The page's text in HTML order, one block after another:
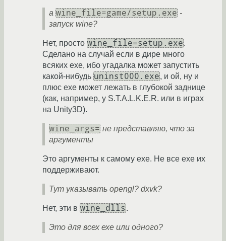
а wine_file=game/setup.exe -
запуск wine?
Нет, просто wine_file=setup.exe.
Сделано на случай если в дире много
всяких exe, ибо угадалка может запустить
какой-нибудь uninst000.exe, и ой, ну и
плюс exe может лежать в глубокой заднице
(как, например, у S.T.A.L.K.E.R. или в играх
на Unity3D).
wine_args= не представляю, что за
аргументы
Это аргументы к самому exe. Не все exe их
поддерживают.
Тут указывать opengl? dxvk?
Нет, эти в wine_dlls .
Это для всех ехе или одного?